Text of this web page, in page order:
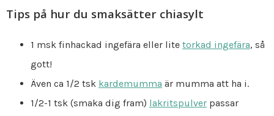
Tips på hur du smaksätter chiasylt
1 msk finhackad ingefära eller lite torkad ingefära, så
gott!
Även ca 1/2 tsk kardemumma är mumma att ha i.
1/2-1 tsk (smaka dig fram) lakritspulver passar